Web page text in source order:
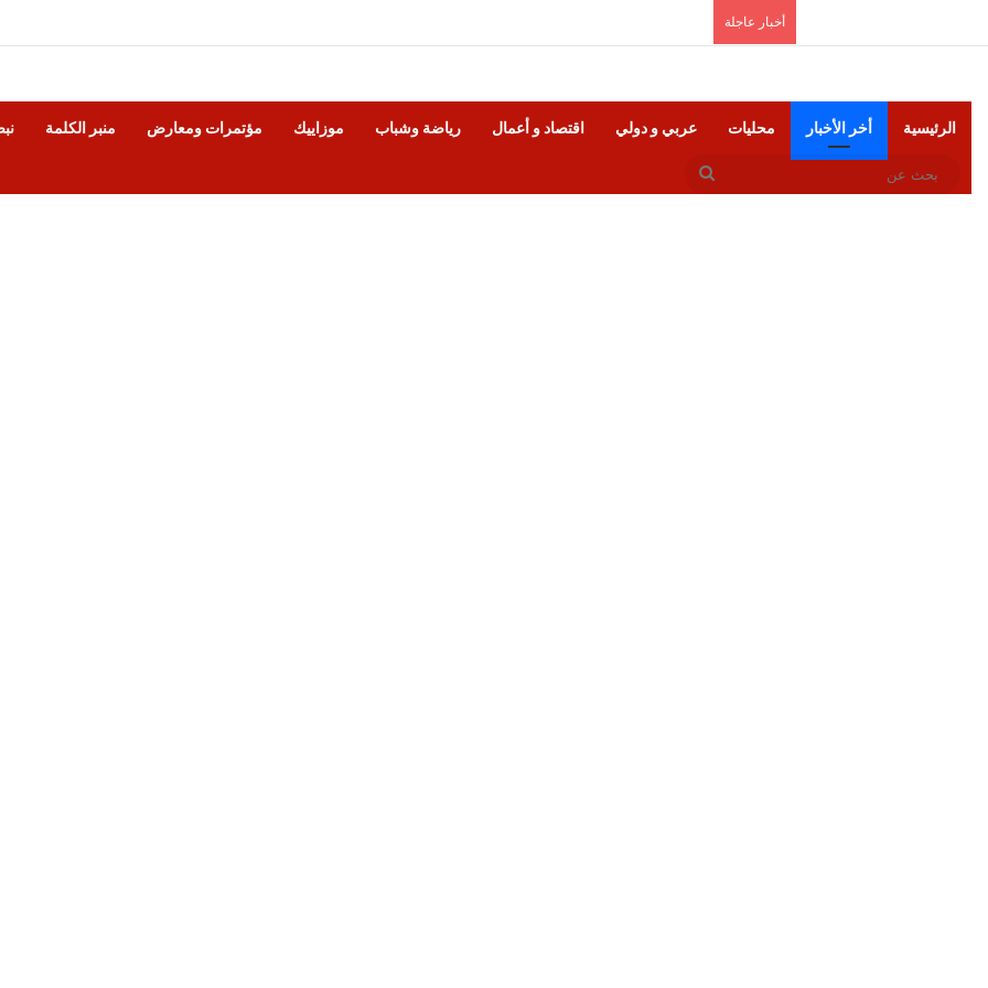
أخبار عاجلة
الرئيسية أخر الأخبار محليات عربي و دولي اقتصاد و أعمال رياضة وشباب موزاييك مؤتمرات ومعارض منبر الكلمة